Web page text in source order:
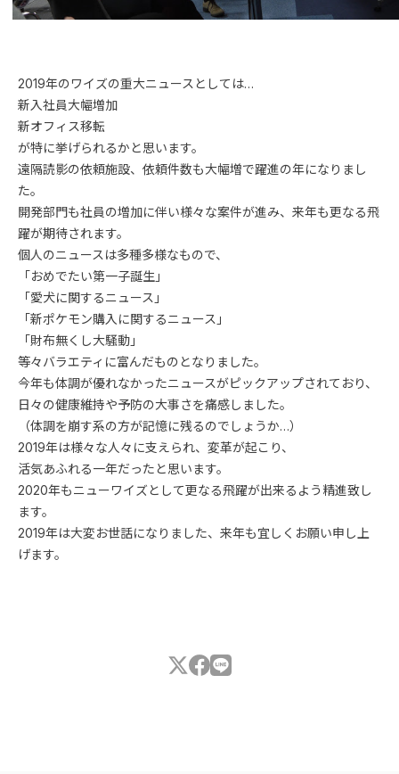
2019年のワイズの重大ニュースとしては…
新入社員大幅増加
新オフィス移転
が特に挙げられるかと思います。
遠隔読影の依頼施設、依頼件数も大幅増で躍進の年になりまし
た。
開発部門も社員の増加に伴い様々な案件が進み、来年も更なる飛
躍が期待されます。
個人のニュースは多種多様なもので、
「おめでたい第一子誕生」
「愛犬に関するニュース」
「新ポケモン購入に関するニュース」
「財布無くし大騒動」
等々バラエティに富んだものとなりました。
今年も体調が優れなかったニュースがピックアップされており、
日々の健康維持や予防の大事さを痛感しました。
（体調を崩す系の方が記憶に残るのでしょうか…）
2019年は様々な人々に支えられ、変革が起こり、
活気あふれる一年だったと思います。
2020年もニューワイズとして更なる飛躍が出来るよう精進致し
ます。
2019年は大変お世話になりました、来年も宜しくお願い申し上
げます。